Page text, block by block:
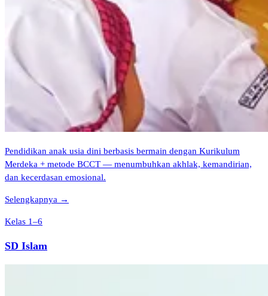
Pendidikan anak usia dini berbasis bermain dengan Kurikulum
Merdeka + metode BCCT — menumbuhkan akhlak, kemandirian,
dan kecerdasan emosional.
Selengkapnya →
Kelas 1–6
SD Islam